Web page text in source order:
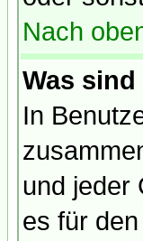
Nach
Was
In
und jeder
es für